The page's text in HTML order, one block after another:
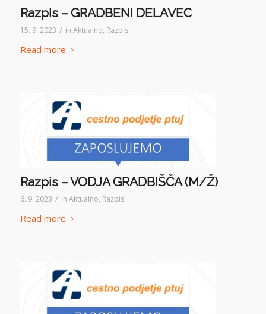
Razpis – GRADBENI DELAVEC
15. 9. 2023 / in Aktualno, Razpis
Read more
Razpis – VODJA GRADBIŠČA (M/Ž)
6. 9. 2023 / in Aktualno, Razpis
Read more